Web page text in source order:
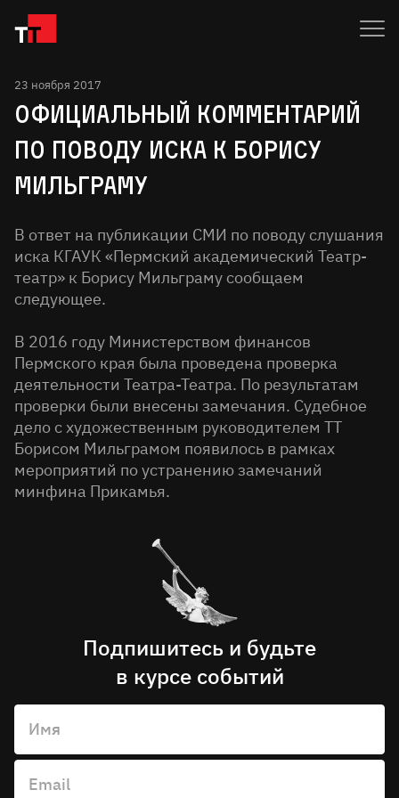
23 ноября 2017
Официальный комментарий
по поводу иска к Борису
Мильграму
В ответ на публикации СМИ по поводу слушания
иска КГАУК «Пермский академический Театр-
театр» к Борису Мильграму сообщаем
следующее.
В 2016 году Министерством финансов
Пермского края была проведена проверка
деятельности Театра-Театра. По результатам
проверки были внесены замечания. Судебное
дело с художественным руководителем ТТ
Борисом Мильграмом появилось в рамках
мероприятий по устранению замечаний
минфина Прикамья.
Подпишитесь и будьте
в курсе событий
Имя
Email